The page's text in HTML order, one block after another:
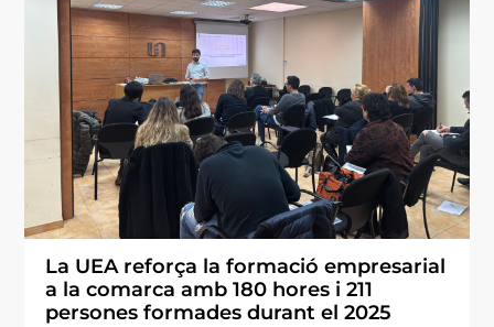
La UEA reforça la formació empresarial
a la comarca amb 180 hores i 211
persones formades durant el 2025